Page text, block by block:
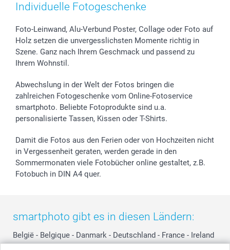
Individuelle Fotogeschenke
Foto-Leinwand, Alu-Verbund Poster, Collage oder Foto auf
Holz setzen die unvergesslichsten Momente richtig in
Szene. Ganz nach Ihrem Geschmack und passend zu
Ihrem Wohnstil.
Abwechslung in der Welt der Fotos bringen die
zahlreichen Fotogeschenke vom Online-Fotoservice
smartphoto. Beliebte Fotoprodukte sind u.a.
personalisierte Tassen, Kissen oder T-Shirts.
Damit die Fotos aus den Ferien oder von Hochzeiten nicht
in Vergessenheit geraten, werden gerade in den
Sommermonaten viele Fotobücher online gestaltet, z.B.
Fotobuch in DIN A4 quer.
smartphoto gibt es in diesen Ländern:
België - Belgique - Danmark - Deutschland - France - Ireland